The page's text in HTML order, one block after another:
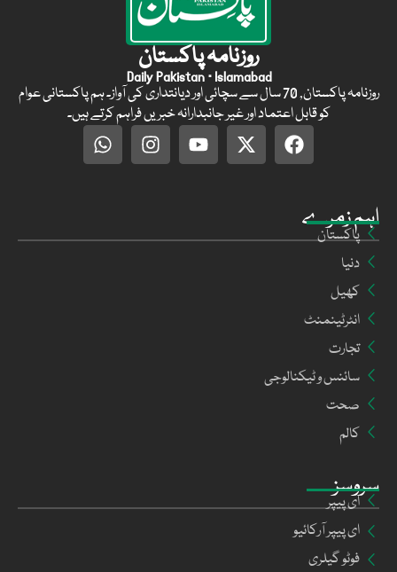
سروسز
ای پیپر
ای پیپر آرکائیو
فوٹو گیلری
اہم زمرے
پاکستان
دنیا
کھیل
انٹرٹینمنٹ
تجارت
سائنس و ٹیکنالوجی
صحت
کالم
روزنامہ پاکستان
Daily Pakistan · Islamabad
روزنامہ پاکستان, 70 سال سے سچائی اور دیانتداری کی آواز۔ ہم پاکستانی عوام
کو قابل اعتماد اور غیر جانبدارانہ خبریں فراہم کرتے ہیں۔